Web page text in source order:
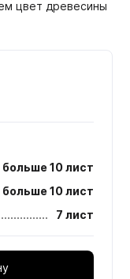
цвет древесины
больше 10 лист
больше 10 лист
7 лист